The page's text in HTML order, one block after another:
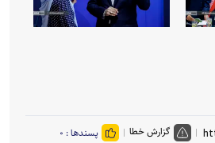
گزارش خطا پسندها : ۰